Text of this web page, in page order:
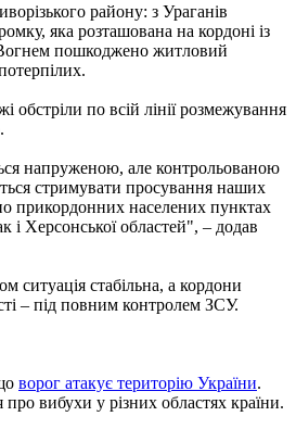
району: з Ураганів
яка розташована на кордоні із
пошкоджено житловий
обстріли по всій лінії розмежування
напруженою, але контрольованою
стримувати просування наших
прикордонних населених пунктах
і Херсонської областей", – додав
ситуація стабільна, а кордони
– під повним контролем ЗСУ.
ворог атакує територію України.
вибухи у різних областях країни.